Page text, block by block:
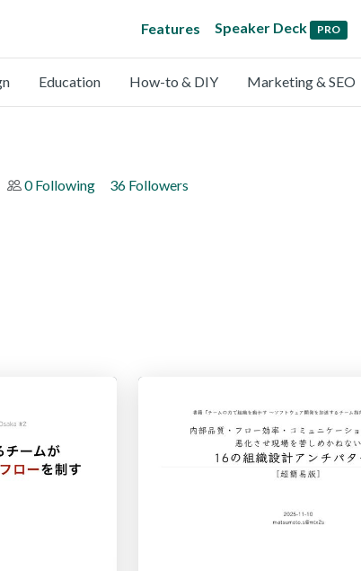
Features Speaker Deck PRO
Education How-to & DIY Marketing & SEO
0 Following 36 Followers